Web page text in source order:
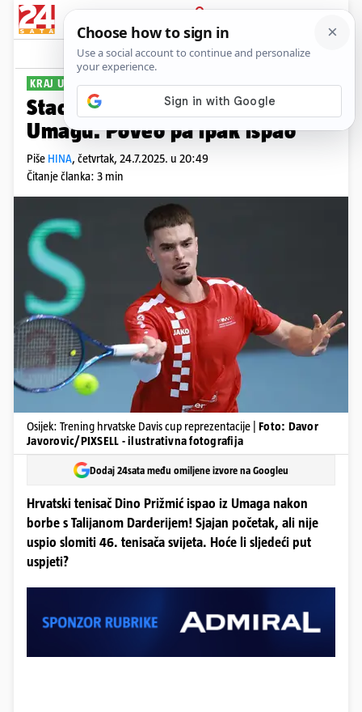
PRIJAVA
Sport Komentari
KRAJ U ČETVRTFINALU
Stao sjajan niz Dine Prižmića u
Umagu. Poveo pa ipak ispao
Piše HINA, četvrtak, 24.7.2025. u 20:49
Čitanje članka: 3 min
Osijek: Trening hrvatske Davis cup reprezentacije | Foto: Davor
Javorovic/PIXSELL - ilustrativna fotografija
Dodaj 24sata među omiljene izvore na Googleu
Hrvatski tenisač Dino Prižmić ispao iz Umaga nakon
borbe s Talijanom Darderijem! Sjajan početak, ali nije
uspio slomiti 46. tenisača svijeta. Hoće li sljedeći put
uspjeti?